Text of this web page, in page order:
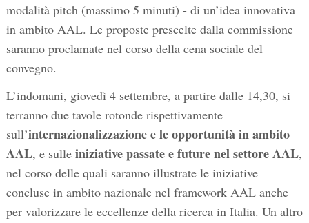
modalità pitch (massimo 5 minuti) - di un’idea innovativa
in ambito AAL. Le proposte prescelte dalla commissione
saranno proclamate nel corso della cena sociale del
convegno.
L’indomani, giovedì 4 settembre, a partire dalle 14,30, si
terranno due tavole rotonde rispettivamente
sull’internazionalizzazione e le opportunità in ambito
AAL, e sulle iniziative passate e future nel settore AAL,
nel corso delle quali saranno illustrate le iniziative
concluse in ambito nazionale nel framework AAL anche
per valorizzare le eccellenze della ricerca in Italia. Un altro